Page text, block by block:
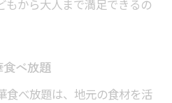
もから大人まで満足できるの
べ放題
食べ放題は、地元の食材を活